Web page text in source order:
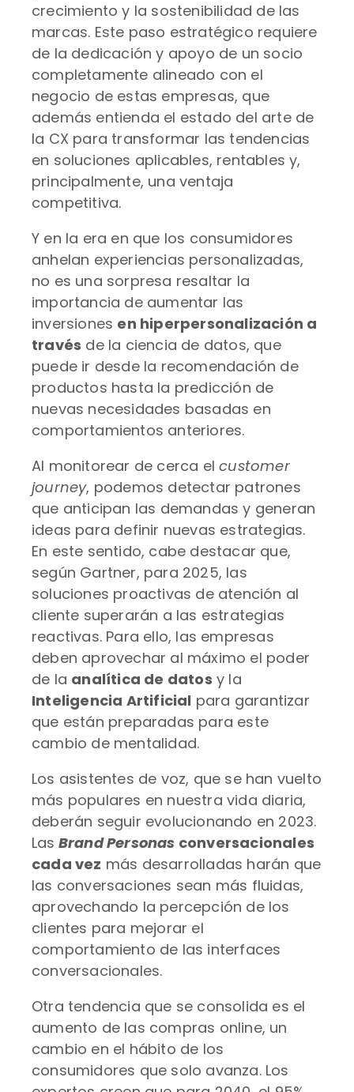
crecimiento y la sostenibilidad de las
marcas. Este paso estratégico requiere
de la dedicación y apoyo de un socio
completamente alineado con el
negocio de estas empresas, que
además entienda el estado del arte de
la CX para transformar las tendencias
en soluciones aplicables, rentables y,
principalmente, una ventaja
competitiva.
Y en la era en que los consumidores
anhelan experiencias personalizadas,
no es una sorpresa resaltar la
importancia de aumentar las
inversiones en hiperpersonalización a
través de la ciencia de datos, que
puede ir desde la recomendación de
productos hasta la predicción de
nuevas necesidades basadas en
comportamientos anteriores.
Al monitorear de cerca elcustomer
journey, podemos detectar patrones
que anticipan las demandas y generan
ideas para definir nuevas estrategias.
En este sentido, cabe destacar que,
según Gartner, para 2025, las
soluciones proactivas de atención al
cliente superarán a las estrategias
reactivas. Para ello, las empresas
deben aprovechar al máximo el poder
de la analítica de datos y la
Inteligencia Artificial para garantizar
que están preparadas para este
cambio de mentalidad.
Los asistentes de voz, que se han vuelto
más populares en nuestra vida diaria,
deberán seguir evolucionando en 2023.
Las Brand Personas conversacionales
cada vez más desarrolladas harán que
las conversaciones sean más fluidas,
aprovechando la percepción de los
clientes para mejorar el
comportamiento de las interfaces
conversacionales.
Otra tendencia que se consolida es el
aumento de las compras online, un
cambio en el hábito de los
consumidores que solo avanza. Los